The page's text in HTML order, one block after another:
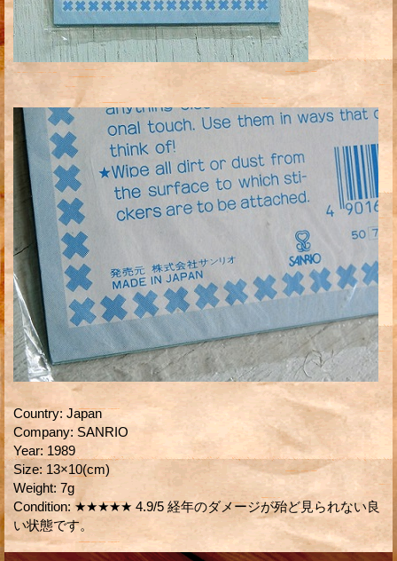
Country: Japan
Company: SANRIO
Year: 1989
Size: 13×10(cm)
Weight: 7g
Condition: ★★★★★ 4.9/5 経年のダメージが殆ど見られない良
い状態です。